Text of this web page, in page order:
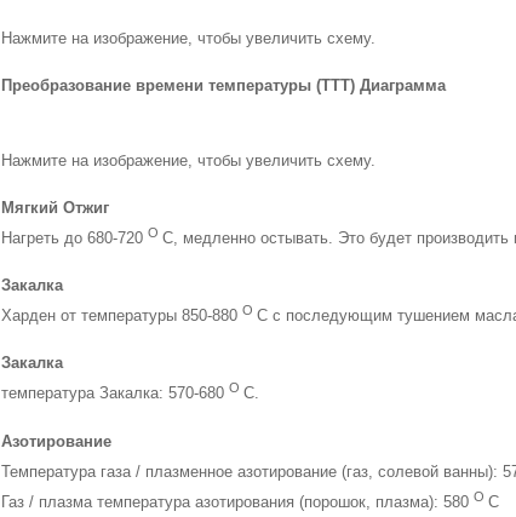
Нажмите на изображение, чтобы увеличить схему.
Преобразование времени температуры (ТТТ) Диаграмма
Нажмите на изображение, чтобы увеличить схему.
Мягкий Отжиг
Нагреть до 680-720 O С, медленно остывать. Это будет
Закалка
Харден от температуры 850-880 O С с последующим тушением
Закалка
температура Закалка: 570-680 O С.
Азотирование
Температура газа / плазменное азотирование (газ, солевой ванны):
Газ / плазма температура азотирования (порошок, плазма): 580 O С